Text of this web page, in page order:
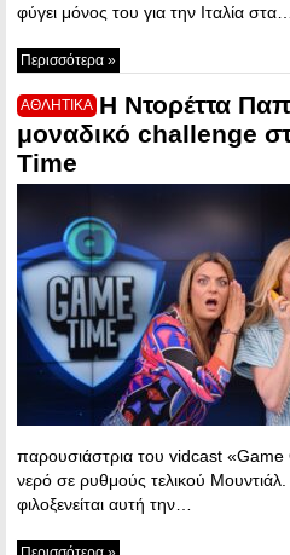
φύγει μόνος του για την Ιταλία στα…
Περισσότερα »
ΑΘΛΗΤΙΚΑ Η Ντορέττα
μοναδικό challenge
Time
παρουσιάστρια του vidcast «Game
νερό σε ρυθμούς τελικού
φιλοξενείται αυτή την…